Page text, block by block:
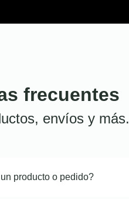
frecuentes
envíos y más.
producto o pedido?